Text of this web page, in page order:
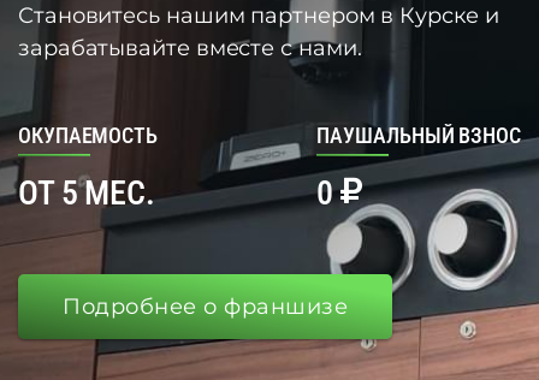
Становитесь нашим партнером в Курске и
зарабатывайте вместе с нами.
ОКУПАЕМОСТЬ
ОТ 5 МЕС.
ПАУШАЛЬНЫЙ ВЗНОС
0
Подробнее о франшизе